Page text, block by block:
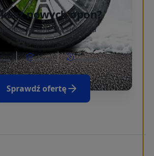
nowych opon?
idealne dla siebie na
sklepopon.com
30 dni
na zwrot
w 24h
wysyłka opon
Sprawdź ofertę